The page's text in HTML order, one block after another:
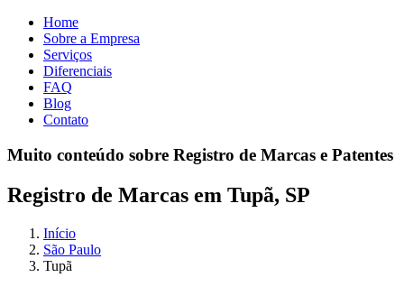
Home
Sobre a Empresa
Serviços
Diferenciais
FAQ
Blog
Contato
Muito conteúdo sobre Registro de Marcas e Patentes
Registro de Marcas em Tupã, SP
Início
São Paulo
Tupã